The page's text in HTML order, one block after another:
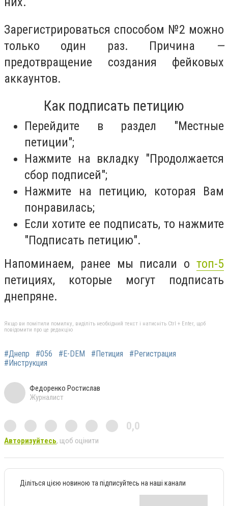
Зарегистрироваться способом №2 можно
только один раз. Причина
—
предотвращение создания фейковых
аккаунтов.
Как подписать петицию
Перейдите в раздел "Местные
петиции";
Нажмите на вкладку "Продолжается
сбор подписей";
Нажмите на петицию, которая Вам
понравилась;
Если хотите ее подписать, то нажмите
"Подписать петицию".
Напоминаем, ранее мы писали о топ-5
петициях, которые могут подписать
днепряне.
Якщо ви помітили помилку, виділіть необхідний текст і натисніть Ctrl + Enter, щоб
повідомити про це редакцію
#Днепр #056 #E-DEM #Петиция
#Регистрация
#Инструкция
Федоренко Ростислав
Журналист
0,0
Авторизуйтесь, щоб оцінити
Діліться цією новиною та підписуйтесь на наші канали